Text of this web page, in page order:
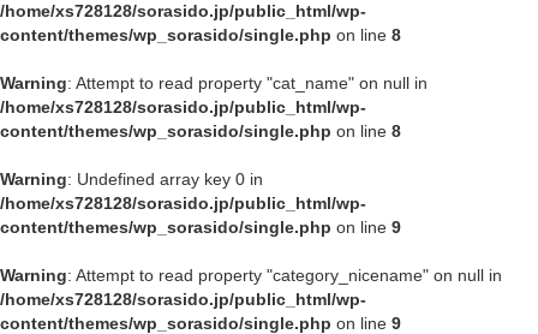
/home/xs728128/sorasido.jp/public_html/wp-
content/themes/wp_sorasido/single.php on line 8
Warning: Attempt to read property "cat_name" on null in
/home/xs728128/sorasido.jp/public_html/wp-
content/themes/wp_sorasido/single.php on line 8
Warning: Undefined array key 0 in
/home/xs728128/sorasido.jp/public_html/wp-
content/themes/wp_sorasido/single.php on line 9
Warning: Attempt to read property "category_nicename" on null in
/home/xs728128/sorasido.jp/public_html/wp-
content/themes/wp_sorasido/single.php on line 9